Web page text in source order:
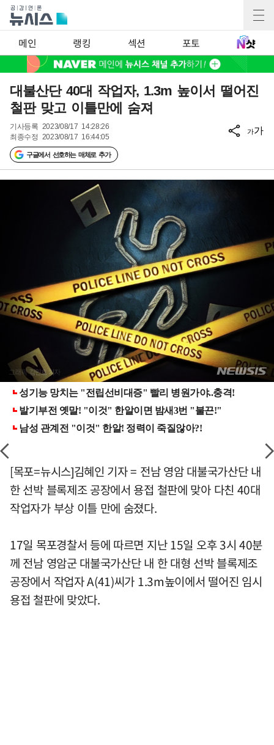
메인 랭킹 섹션 포토
대불산단 40대 작업자, 1.3m 높이서 떨어진
철판 맞고 이틀만에 숨져
기사등록 2023/08/17 14:28:26
최종수정 2023/08/17 16:44:05
구글에서 선호하는 매체로 추가
가가
[목포=뉴시스]김혜인 기자 = 전남 영암 대불국가산단 내
한 선박 블록제조 공장에서 용접 철판에 맞아 다친 40대
작업자가 부상 이틀 만에 숨졌다.
17일 목포경찰서 등에 따르면 지난 15일 오후 3시 40분
께 전남 영암군 대불국가산단 내 한 대형 선박 블록제조
공장에서 작업자 A(41)씨가 1.3m높이에서 떨어진 임시
용접 철판에 맞았다.